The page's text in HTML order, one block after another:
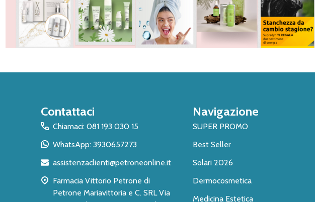
Contattaci
Chiamaci: 081 193 030 15
WhatsApp: 3930657273
assistenzaclienti@petroneonline.it
Farmacia Vittorio Petrone di
Petrone Mariavittoria e C. SRL Via
Navigazione
SUPER PROMO
Best Seller
Solari 2026
Dermocosmetica
Medicina Estetica